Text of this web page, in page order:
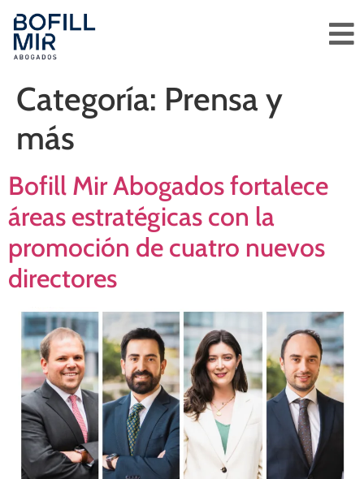
Categoría: Prensa y
más
Bofill Mir Abogados fortalece
áreas estratégicas con la
promoción de cuatro nuevos
directores